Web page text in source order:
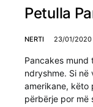
Petulla
NERTI 23/01/2020
Pancakes mund
ndryshme. Si në
amerikane, këto
përbërje por më